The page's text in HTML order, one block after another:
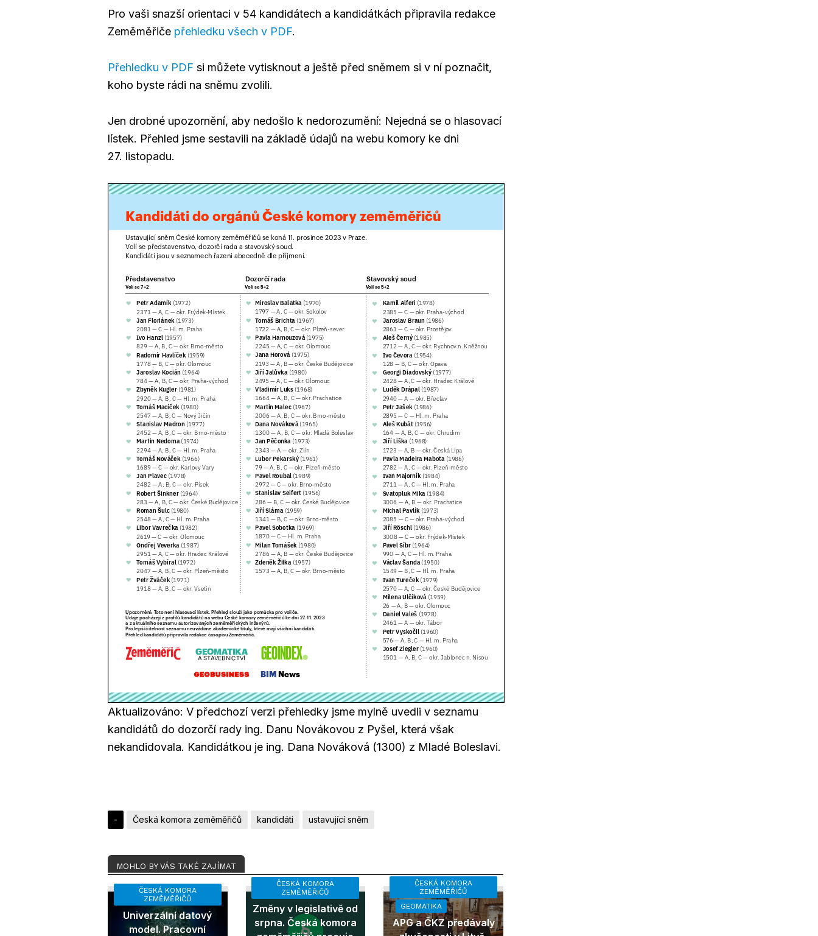
Pro vaši snazší orientaci v 54 kandidátech a kandidátkách připravila redakce
Zeměměřiče přehledku všech v PDF.
Přehledku v PDF si můžete vytisknout a ještě před sněmem si v ní poznačit,
koho byste rádi na sněmu zvolili.
Jen drobné upozornění, aby nedošlo k nedorozumění: Nejedná se o hlasovací
lístek. Přehled jsme sestavili na základě údajů na webu komory ke dni
27. listopadu.
Aktualizováno: V předchozí verzi přehledky jsme mylně uvedli v seznamu
kandidátů do dozorčí rady ing. Danu Novákovou z Pyšel, která však
nekandidovala. Kandidátkou je ing. Dana Nováková (1300) z Mladé Boleslavi.
- Česká komora zeměměřičů kandidáti ustavující sněm
MOHLO BY VÁS TAKÉ ZAJÍMAT
ČESKÁ KOMORA
ZEMĚMĚŘIČŮ
Univerzální datový
model. Pracovní
ČESKÁ KOMORA
ZEMĚMĚŘIČŮ
Změny v legislativě od
srpna. Česká komora
ČESKÁ KOMORA
ZEMĚMĚŘIČŮ
GEOMATIKA
APG a ČKZ předávaly